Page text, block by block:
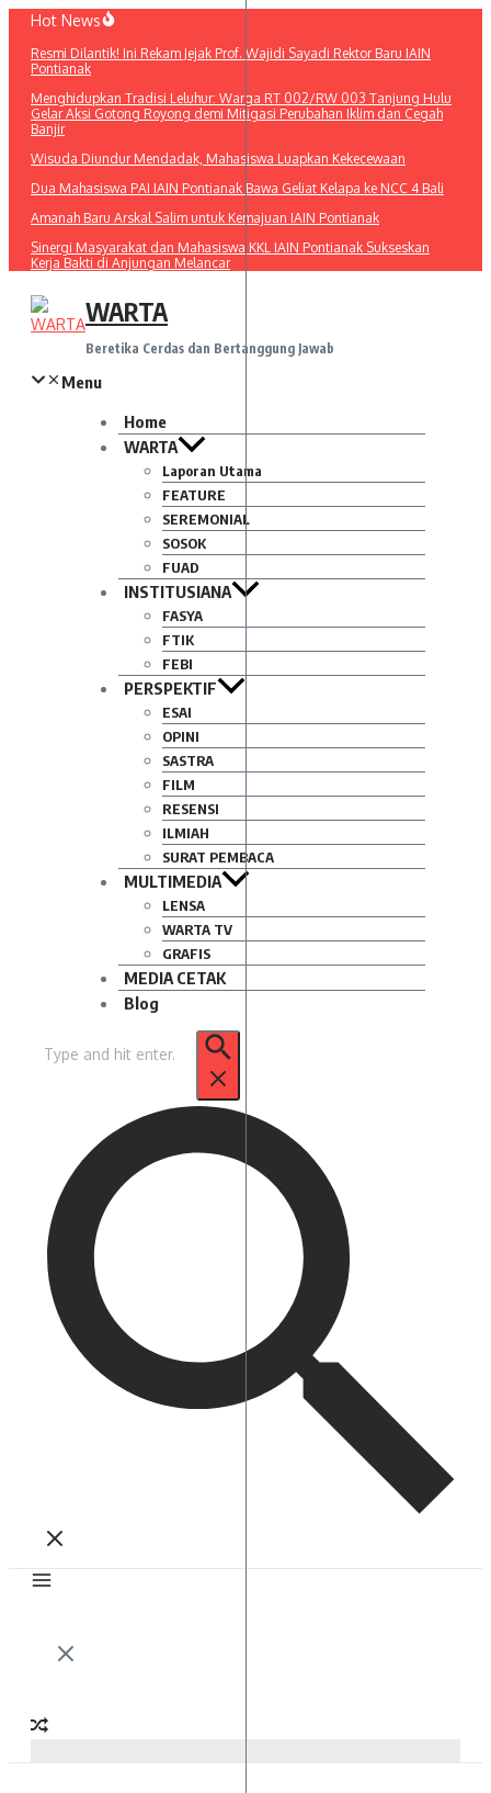
Lewati
konten
Hot News
Resmi Dilantik! Ini Rekam Jejak Prof. Wajidi Sayadi Rektor Baru IAIN
Pontianak
Menghidupkan Tradisi Leluhur: Warga RT 002/RW 003 Tanjung Hulu
Gelar Aksi Gotong Royong demi Mitigasi Perubahan Iklim dan Cegah
Banjir
Wisuda Diundur Mendadak, Mahasiswa Luapkan Kekecewaan
Dua Mahasiswa PAI IAIN Pontianak Bawa Geliat Kelapa ke NCC 4 Bali
Amanah Baru Arskal Salim untuk Kemajuan IAIN Pontianak
Sinergi Masyarakat dan Mahasiswa KKL IAIN Pontianak Sukseskan
Kerja Bakti di Anjungan Melancar
WARTA
Beretika Cerdas dan Bertanggung Jawab
Menu
Home
WARTA
Laporan Utama
FEATURE
SEREMONIAL
SOSOK
FUAD
INSTITUSIANA
FASYA
FTIK
FEBI
PERSPEKTIF
ESAI
OPINI
SASTRA
FILM
RESENSI
ILMIAH
SURAT PEMBACA
MULTIMEDIA
LENSA
WARTA TV
GRAFIS
MEDIA CETAK
Blog
untuk: